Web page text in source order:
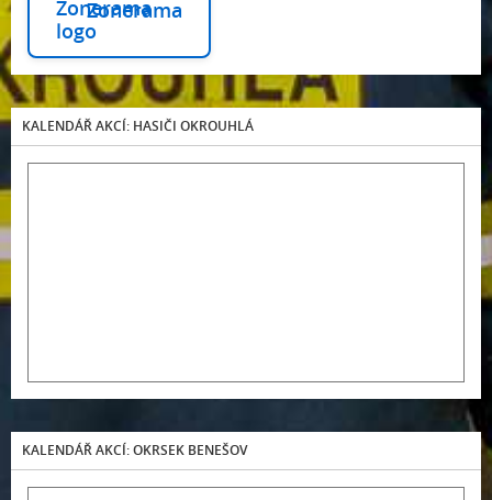
Zonerama
KALENDÁŘ AKCÍ: HASIČI OKROUHLÁ
KALENDÁŘ AKCÍ: OKRSEK BENEŠOV